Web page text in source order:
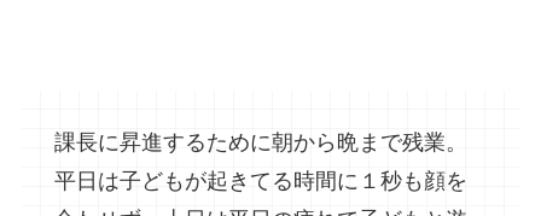
課長に昇進するために朝から晩まで残業。
平日は子どもが起きてる時間に１秒も顔を